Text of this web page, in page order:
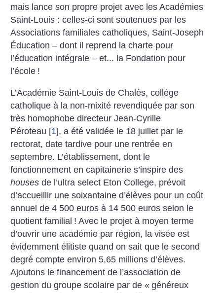
mais lance son propre projet avec les Académies
Saint-Louis : celles-ci sont soutenues par les
Associations familiales catholiques, Saint-Joseph
Éducation – dont il reprend la charte pour
l’éducation intégrale – et... la Fondation pour
l’école !
L’Académie Saint-Louis de Chalès, collège
catholique à la non-mixité revendiquée par son
très homophobe directeur Jean-Cyrille
Péroteau [1], a été validée le 18 juillet par le
rectorat, date tardive pour une rentrée en
septembre. L’établissement, dont le
fonctionnement en capitainerie s’inspire des
houses de l’ultra select Eton College, prévoit
d’accueillir une soixantaine d’élèves pour un coût
annuel de 4 500 euros à 14 500 euros selon le
quotient familial ! Avec le projet à moyen terme
d’ouvrir une académie par région, la visée est
évidemment élitiste quand on sait que le second
degré compte environ 5,65 millions d’élèves.
Ajoutons le financement de l’association de
gestion du groupe scolaire par de « généreux